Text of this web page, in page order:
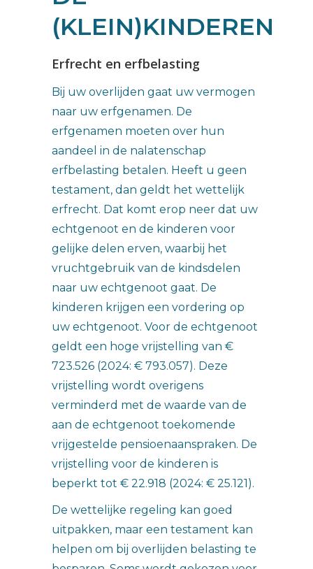
(KLEIN)KINDEREN
Erfrecht en erfbelasting
Bij uw overlijden gaat uw vermogen
naar uw erfgenamen. De
erfgenamen moeten over hun
aandeel in de nalatenschap
erfbelasting betalen. Heeft u geen
testament, dan geldt het wettelijk
erfrecht. Dat komt erop neer dat uw
echtgenoot en de kinderen voor
gelijke delen erven, waarbij het
vruchtgebruik van de kindsdelen
naar uw echtgenoot gaat. De
kinderen krijgen een vordering op
uw echtgenoot. Voor de echtgenoot
geldt een hoge vrijstelling van €
723.526 (2024: € 793.057). Deze
vrijstelling wordt overigens
verminderd met de waarde van de
aan de echtgenoot toekomende
vrijgestelde pensioenaanspraken. De
vrijstelling voor de kinderen is
beperkt tot € 22.918 (2024: € 25.121).
De wettelijke regeling kan goed
uitpakken, maar een testament kan
helpen om bij overlijden belasting te